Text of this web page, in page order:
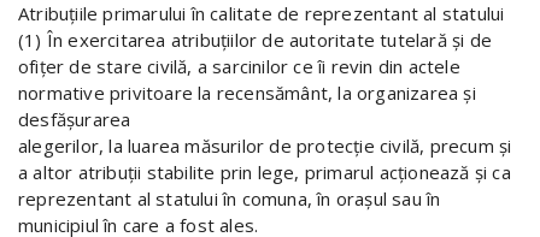
Atribuţiile primarului în calitate de reprezentant al statului
(1) În exercitarea atribuţiilor de autoritate tutelară şi de
ofiţer de stare civilă, a sarcinilor ce îi revin din actele
normative privitoare la recensământ, la organizarea şi
desfăşurarea
alegerilor, la luarea măsurilor de protecţie civilă, precum şi
a altor atribuţii stabilite prin lege, primarul acţionează şi ca
reprezentant al statului în comuna, în oraşul sau în
municipiul în care a fost ales.